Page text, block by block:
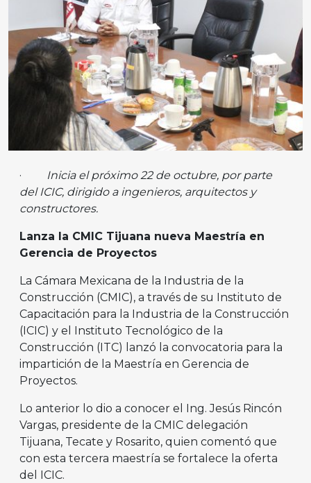
·
Inicia el próximo 22 de octubre, por parte
del ICIC, dirigido a ingenieros, arquitectos y
constructores.
Lanza la CMIC Tijuana nueva Maestría en
Gerencia de Proyectos
La Cámara Mexicana de la Industria de la
Construcción (CMIC), a través de su Instituto de
Capacitación para la Industria de la Construcción
(ICIC) y el Instituto Tecnológico de la
Construcción (ITC) lanzó la convocatoria para la
impartición de la Maestría en Gerencia de
Proyectos.
Lo anterior lo dio a conocer el Ing. Jesús Rincón
Vargas, presidente de la CMIC delegación
Tijuana, Tecate y Rosarito, quien comentó que
con esta tercera maestría se fortalece la oferta
del ICIC.